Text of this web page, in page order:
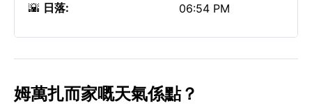
🌇 日落: 06:54 PM
姆萬扎而家嘅天氣係點？